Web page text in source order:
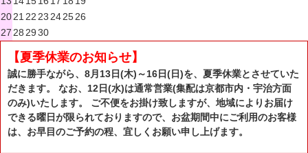
2021 22 23 242526
27 28 2930
【夏季休業のお知らせ】
誠に勝手ながら、8月13日(木)～16日(日)を、夏季休業とさせていた
だきます。 なお、12日(水)は通常営業(集配は京都市内・宇治方面
のみ)いたします。 ご不便をお掛け致しますが、地域によりお届け
できる曜日が限られておりますので、お盆期間中にご利用のお客様
は、お早目のご予約の程、宜しくお願い申し上げます。